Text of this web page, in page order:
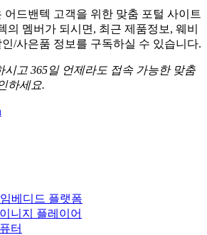
어드밴텍 고객을 위한 맞춤 포털 사이트
의 멤버가 되시면, 최근 제품정보, 웨비
/사은품 정보를 구독하실 수 있습니다.
시고 365일 언제라도 접속 가능한 맞춤
하세요.
베디드 플랫폼
니지 플레이어
터